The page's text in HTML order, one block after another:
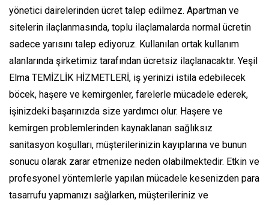
yönetici dairelerinden ücret talep edilmez. Apartman ve
sitelerin ilaçlanmasında, toplu ilaçlamalarda normal ücretin
sadece yarısını talep ediyoruz. Kullanılan ortak kullanım
alanlarında şirketimiz tarafından ücretsiz ilaçlanacaktır. Yeşil
Elma TEMİZLİK HİZMETLERİ, iş yerinizi istila edebilecek
böcek, haşere ve kemirgenler, farelerle mücadele ederek,
işinizdeki başarınızda size yardımcı olur. Haşere ve
kemirgen problemlerinden kaynaklanan sağlıksız
sanitasyon koşulları, müşterilerinizin kayıplarına ve bunun
sonucu olarak zarar etmenize neden olabilmektedir. Etkin ve
profesyonel yöntemlerle yapılan mücadele kesenizden para
tasarrufu yapmanızı sağlarken, müşterileriniz ve